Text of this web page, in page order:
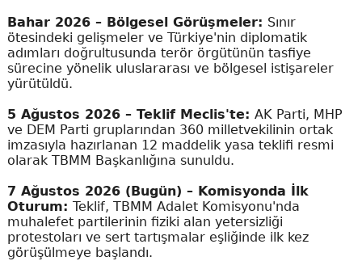
Bahar 2026 – Bölgesel Görüşmeler: Sınır
ötesindeki gelişmeler ve Türkiye'nin diplomatik
adımları doğrultusunda terör örgütünün tasfiye
sürecine yönelik uluslararası ve bölgesel istişareler
yürütüldü.
5 Ağustos 2026 – Teklif Meclis'te: AK Parti, MHP
ve DEM Parti gruplarından 360 milletvekilinin ortak
imzasıyla hazırlanan 12 maddelik yasa teklifi resmi
olarak TBMM Başkanlığına sunuldu.
7 Ağustos 2026 (Bugün) – Komisyonda İlk
Oturum: Teklif, TBMM Adalet Komisyonu'nda
muhalefet partilerinin fiziki alan yetersizliği
protestoları ve sert tartışmalar eşliğinde ilk kez
görüşülmeye başlandı.